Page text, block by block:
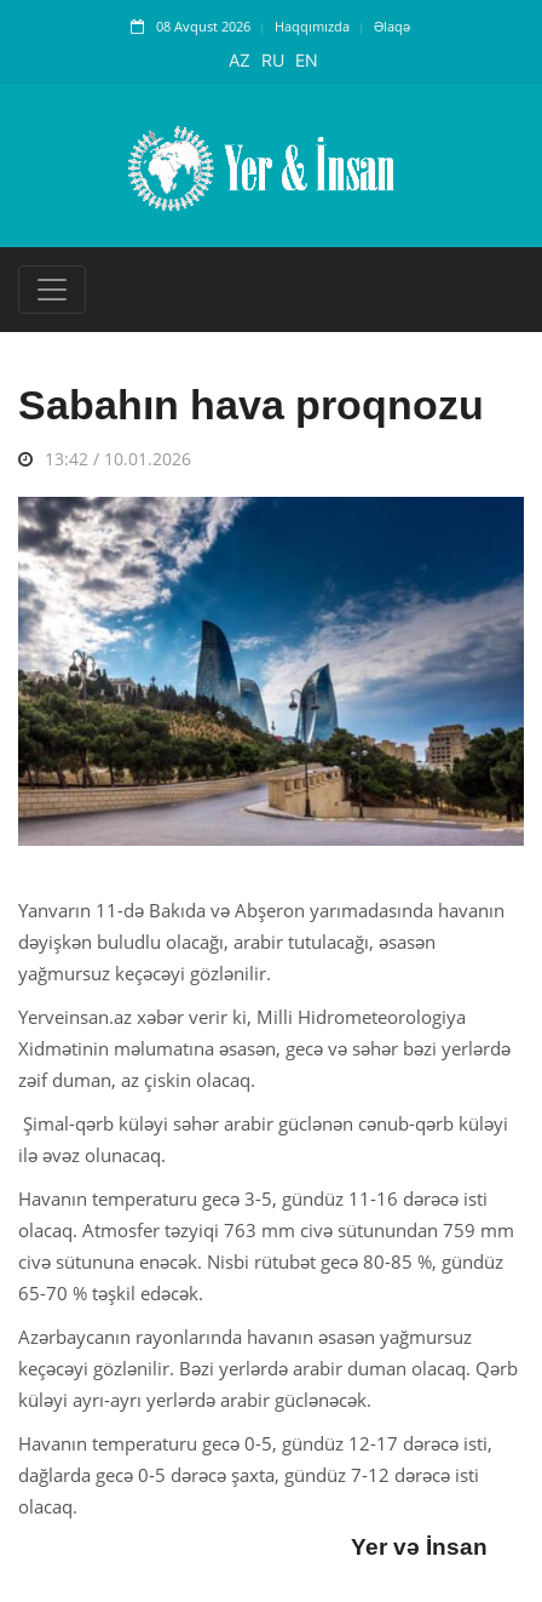
08 Avqust 2026 Haqqımızda Əlaqə
AZ RU EN
Sabahın hava proqnozu
13:42 / 10.01.2026
Yanvarın 11-də Bakıda və Abşeron yarımadasında havanın
dəyişkən buludlu olacağı, arabir tutulacağı, əsasən
yağmursuz keçəcəyi gözlənilir.
Yerveinsan.az xəbər verir ki, Milli Hidrometeorologiya
Xidmətinin məlumatına əsasən, gecə və səhər bəzi yerlərdə
zəif duman, az çiskin olacaq.
Şimal-qərb küləyi səhər arabir güclənən cənub-qərb küləyi
ilə əvəz olunacaq.
Havanın temperaturu gecə 3-5, gündüz 11-16 dərəcə isti
olacaq. Atmosfer təzyiqi 763 mm civə sütunundan 759 mm
civə sütununa enəcək. Nisbi rütubət gecə 80-85 %, gündüz
65-70 % təşkil edəcək.
Azərbaycanın rayonlarında havanın əsasən yağmursuz
keçəcəyi gözlənilir. Bəzi yerlərdə arabir duman olacaq. Qərb
küləyi ayrı-ayrı yerlərdə arabir güclənəcək.
Havanın temperaturu gecə 0-5, gündüz 12-17 dərəcə isti,
dağlarda gecə 0-5 dərəcə şaxta, gündüz 7-12 dərəcə isti
olacaq.
Yer və İnsan